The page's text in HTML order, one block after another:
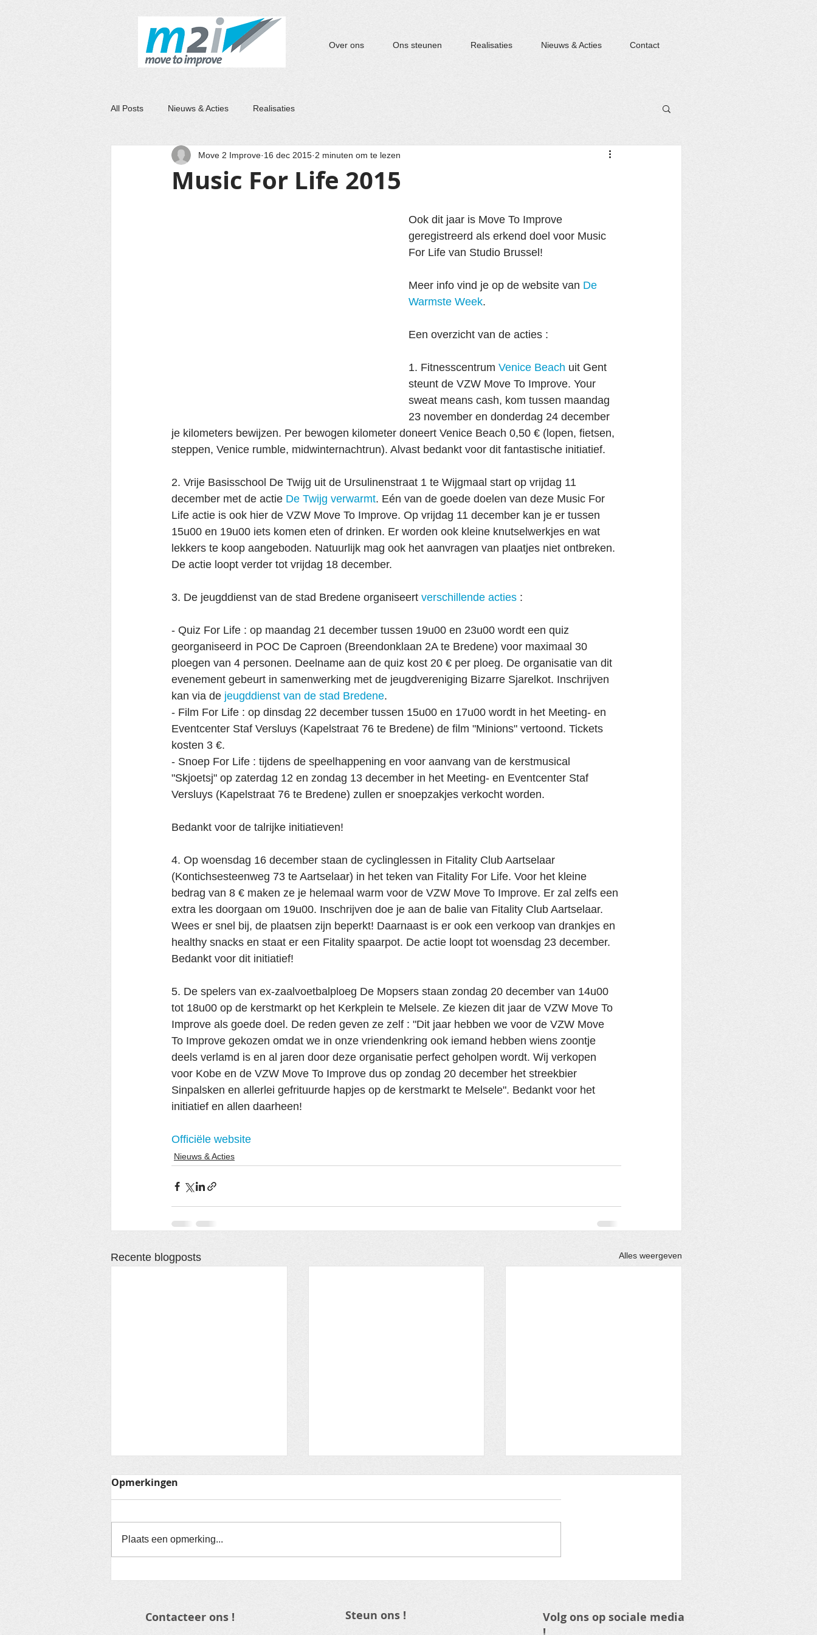
M2I Over ons Ons steunen Realisaties Nieuws & Acties Contact
All Posts Nieuws & Acties Realisaties
Music For Life 2015
Move 2 Improve 16 dec 2015 2 minuten om te lezen
Ook dit jaar is Move To Improve
geregistreerd als erkend doel voor Music
For Life van Studio Brussel!
Meer info vind je op de website van De
Warmste Week.
Een overzicht van de acties :
1. Fitnesscentrum Venice Beach uit Gent
steunt de VZW Move To Improve. Your
sweat means cash, kom tussen maandag
23 november en donderdag 24 december
je kilometers bewijzen. Per bewogen kilometer doneert Venice Beach 0,50 € (lopen, fietsen,
steppen, Venice rumble, midwinternachtrun). Alvast bedankt voor dit fantastische initiatief.
2. Vrije Basisschool De Twijg uit de Ursulinenstraat 1 te Wijgmaal start op vrijdag 11
december met de actie De Twijg verwarmt. Eén van de goede doelen van deze Music For
Life actie is ook hier de VZW Move To Improve. Op vrijdag 11 december kan je er tussen
15u00 en 19u00 iets komen eten of drinken. Er worden ook kleine knutselwerkjes en wat
lekkers te koop aangeboden. Natuurlijk mag ook het aanvragen van plaatjes niet ontbreken.
De actie loopt verder tot vrijdag 18 december.
3. De jeugddienst van de stad Bredene organiseert verschillende acties :
- Quiz For Life : op maandag 21 december tussen 19u00 en 23u00 wordt een quiz
georganiseerd in POC De Caproen (Breendonklaan 2A te Bredene) voor maximaal 30
ploegen van 4 personen. Deelname aan de quiz kost 20 € per ploeg. De organisatie van dit
evenement gebeurt in samenwerking met de jeugdvereniging Bizarre Sjarelkot. Inschrijven
kan via de jeugddienst van de stad Bredene.
- Film For Life : op dinsdag 22 december tussen 15u00 en 17u00 wordt in het Meeting- en
Eventcenter Staf Versluys (Kapelstraat 76 te Bredene) de film "Minions" vertoond. Tickets
kosten 3 €.
- Snoep For Life : tijdens de speelhappening en voor aanvang van de kerstmusical
"Skjoetsj" op zaterdag 12 en zondag 13 december in het Meeting- en Eventcenter Staf
Versluys (Kapelstraat 76 te Bredene) zullen er snoepzakjes verkocht worden.
Bedankt voor de talrijke initiatieven!
4. Op woensdag 16 december staan de cyclinglessen in Fitality Club Aartselaar
(Kontichsesteenweg 73 te Aartselaar) in het teken van Fitality For Life. Voor het kleine
bedrag van 8 € maken ze je helemaal warm voor de VZW Move To Improve. Er zal zelfs een
extra les doorgaan om 19u00. Inschrijven doe je aan de balie van Fitality Club Aartselaar.
Wees er snel bij, de plaatsen zijn beperkt! Daarnaast is er ook een verkoop van drankjes en
healthy snacks en staat er een Fitality spaarpot. De actie loopt tot woensdag 23 december.
Bedankt voor dit initiatief!
5. De spelers van ex-zaalvoetbalploeg De Mopsers staan zondag 20 december van 14u00
tot 18u00 op de kerstmarkt op het Kerkplein te Melsele. Ze kiezen dit jaar de VZW Move To
Improve als goede doel. De reden geven ze zelf : "Dit jaar hebben we voor de VZW Move
To Improve gekozen omdat we in onze vriendenkring ook iemand hebben wiens zoontje
deels verlamd is en al jaren door deze organisatie perfect geholpen wordt. Wij verkopen
voor Kobe en de VZW Move To Improve dus op zondag 20 december het streekbier
Sinpalsken en allerlei gefrituurde hapjes op de kerstmarkt te Melsele". Bedankt voor het
initiatief en allen daarheen!
Officiële website
Nieuws & Acties
Recente blogposts Alles weergeven
G-sport en
Grootste Wielerkwis tvv
De Warmste Week -
Opmerkingen
Plaats een opmerking...
Contacteer ons ! Steun ons !
Volg ons op sociale media